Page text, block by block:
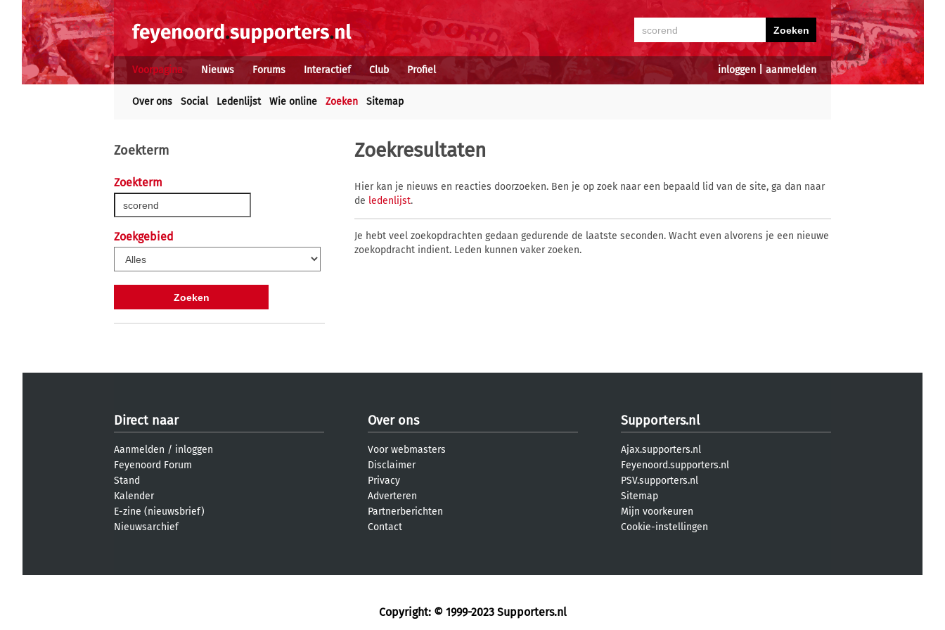
inloggen aanmelden
Voorpagina Nieuws Forums Interactief Club Profiel
Over ons Social Ledenlijst Wie online Zoeken Sitemap
Zoekterm
Zoekterm
Zoekgebied
Zoekresultaten
Hier kan je nieuws en reacties doorzoeken. Ben je op zoek naar een bepaald lid van de site, ga dan naar
de ledenlijst.
Je hebt veel zoekopdrachten gedaan gedurende de laatste seconden. Wacht even alvorens je een nieuwe
zoekopdracht indient. Leden kunnen vaker zoeken.
Direct naar
Aanmelden / inloggen
Feyenoord Forum
Stand
Kalender
E-zine (nieuwsbrief)
Nieuwsarchief
Over ons
Voor webmasters
Disclaimer
Privacy
Adverteren
Partnerberichten
Contact
Supporters.nl
Ajax.supporters.nl
Feyenoord.supporters.nl
PSV.supporters.nl
Sitemap
Mijn voorkeuren
Cookie-instellingen
Copyright: © 1999-2023 Supporters.nl